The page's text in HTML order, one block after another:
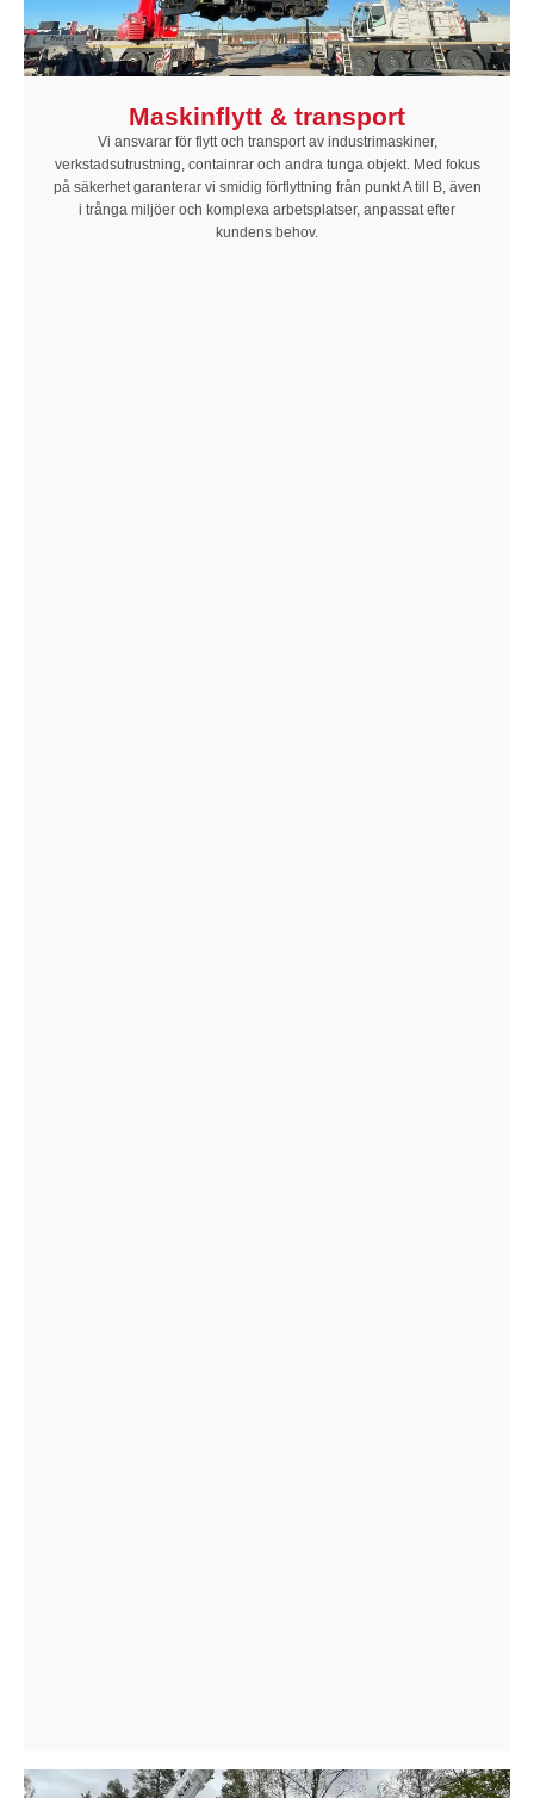
Maskinflytt & transport
Vi ansvarar för flytt och transport av industri­maskiner,
verkstadsutrustning, containrar och andra tunga objekt. Med fokus
på säkerhet garanterar vi smidig förflyttning från punkt A till B, även
i trånga miljöer och komplexa arbetsplatser, anpassat efter
kundens behov.